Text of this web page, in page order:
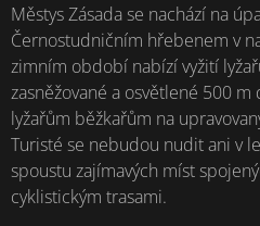
Městys Zásada se nachází na
Černostudničním hřebenem v
zimním období nabízí vyžití
zasněžované a osvětlené 500
lyžařům běžkařům na
Turisté se nebudou nudit ani v
spoustu zajímavých míst
cyklistickým trasami.